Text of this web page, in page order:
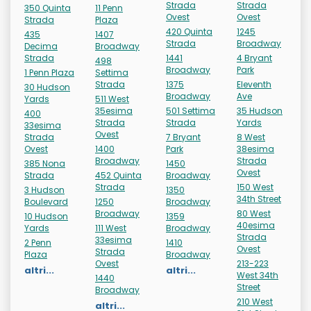
350 Quinta
Strada
435
Decima
Strada
1 Penn Plaza
30 Hudson
Yards
400
33esima
Strada
Ovest
385 Nona
Strada
3 Hudson
Boulevard
10 Hudson
Yards
2 Penn
Plaza
altri...
11 Penn
Plaza
1407
Broadway
498
Settima
Strada
511 West
35esima
Strada
Ovest
1400
Broadway
452 Quinta
Strada
1250
Broadway
111 West
33esima
Strada
Ovest
1440
Broadway
altri...
Strada
Ovest
420 Quinta
Strada
1441
Broadway
1375
Broadway
501 Settima
Strada
7 Bryant
Park
1450
Broadway
1350
Broadway
1359
Broadway
1410
Broadway
altri...
Strada
Ovest
1245
Broadway
4 Bryant
Park
Eleventh
Ave
35 Hudson
Yards
8 West
38esima
Strada
Ovest
150 West
34th Street
80 West
40esima
Strada
Ovest
213-223
West 34th
Street
210 West